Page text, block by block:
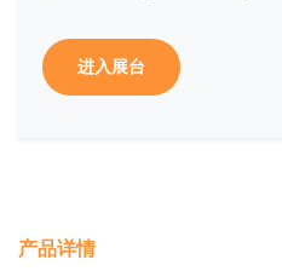
进入展台
产品详情